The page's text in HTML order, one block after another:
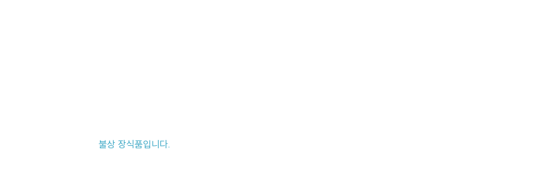
불상 장식품입니다.